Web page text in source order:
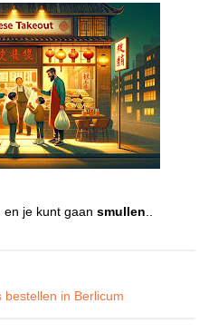
en je kunt gaan smullen
bestellen in Berlicum